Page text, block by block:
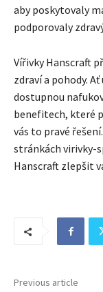
aby poskytovaly
podporovaly
Vířivky Hanscraft
zdraví a pohody.
dostupnou
benefitech, které
vás to pravé
stránkách virivky-
Hanscraft zlepšit
Previous article